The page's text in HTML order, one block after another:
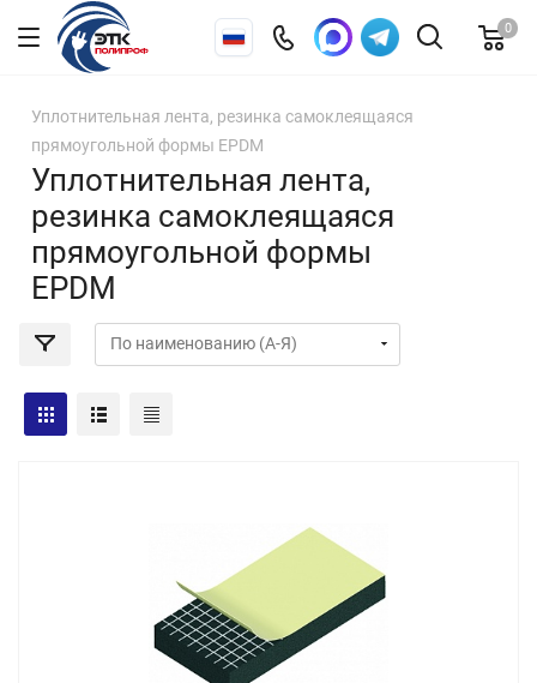
0
Уплотнительная лента, резинка самоклеящаяся
прямоугольной формы EPDM
Уплотнительная лента,
резинка самоклеящаяся
прямоугольной формы
EPDM